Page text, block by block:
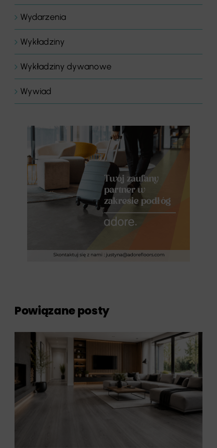
Wydarzenia
Wykładziny
Wykładziny dywanowe
Wywiad
Powiązane posty